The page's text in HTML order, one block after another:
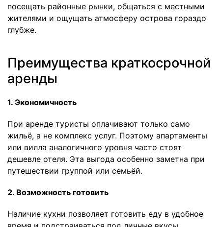
посещать районные рынки, общаться с местными
жителями и ощущать атмосферу острова гораздо
глубже.
Преимущества краткосрочной
аренды
1. Экономичность
При аренде туристы оплачивают только само
жильё, а не комплекс услуг. Поэтому апартаменты
или вилла аналогичного уровня часто стоят
дешевле отеля. Эта выгода особенно заметна при
путешествии группой или семьёй.
2. Возможность готовить
Наличие кухни позволяет готовить еду в удобное